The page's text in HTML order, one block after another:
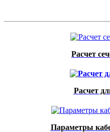
Расчет
Расчет
Параметры